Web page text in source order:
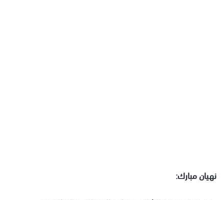
نهيان مبارك: